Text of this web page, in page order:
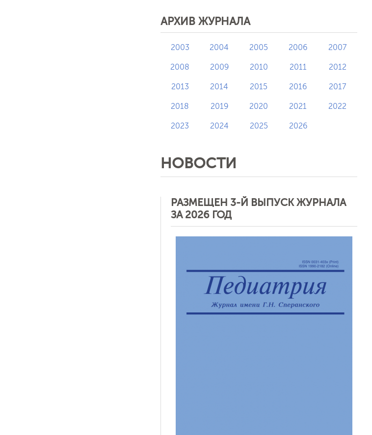
АРХИВ ЖУРНАЛА
2003 2004 2005 2006 2007
2008 2009 2010 2011 2012
2013 2014 2015 2016 2017
2018 2019 2020 2021 2022
2023 2024 2025 2026
НОВОСТИ
РАЗМЕЩЕН 3-Й ВЫПУСК ЖУРНАЛА
ЗА 2026 ГОД